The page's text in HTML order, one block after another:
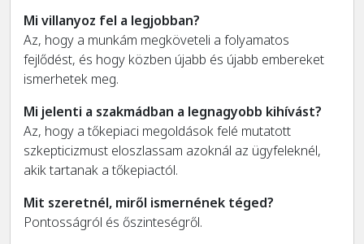
Mi villanyoz fel a legjobban?
Az, hogy a munkám megköveteli a folyamatos
fejlődést, és hogy közben újabb és újabb embereket
ismerhetek meg.
Mi jelenti a szakmádban a legnagyobb kihívást?
Az, hogy a tőkepiaci megoldások felé mutatott
szkepticizmust eloszlassam azoknál az ügyfeleknél,
akik tartanak a tőkepiactól.
Mit szeretnél, miről ismernének téged?
Pontosságról és őszinteségről.